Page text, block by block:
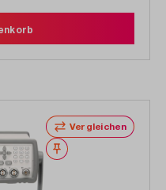
Vergleichen
Merken